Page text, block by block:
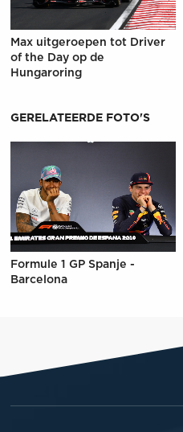
Max uitgeroepen tot Driver
of the Day op de
Hungaroring
GERELATEERDE FOTO'S
Formule 1 GP Spanje -
Barcelona